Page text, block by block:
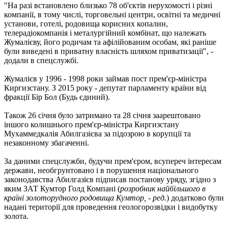
"На разі встановлено близько 78 об'єктів нерухомості і різні
компанії, в тому числі, торговельні центри, освітні та медичні
установи, готелі, родовища корисних копалин,
телерадіокомпанія і металургійний комбінат, що належать
Жумалієву, його родичам та афілійованим особам, які раніше
були виведені в приватну власність шляхом приватизації", -
додали в спецслужбі.
Жумалієв у 1996 - 1998 роки займав пост прем'єр-міністра
Киргизстану. З 2015 року - депутат парламенту країни від
фракції Бір Бол (Будь єдиний).
Також 26 січня було затримано та 28 січня заарештовано
іншого колишнього прем'єр-міністра Киргизстану
Мухаммедкалія Абилгазієва за підозрою в корупції та
незаконному збагаченні.
За даними спецслужби, будучи прем'єром, всупереч інтересам
держави, необгрунтовано і в порушення національного
законодавства Абилгазієв підписав постанову уряду, згідно з
яким ЗАТ Кумтор Голд Компані (розробник найбільшого в
країні золоторудного родовища Кумтор, - ред.) додатково були
надані території для проведення геологорозвідки і видобутку
золота.